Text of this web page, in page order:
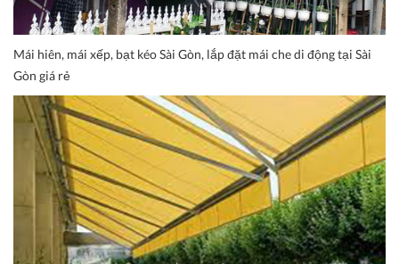
Mái hiên, mái xếp, bạt kéo Sài Gòn, lắp đặt mái che di động tại Sài
Gòn giá rẻ